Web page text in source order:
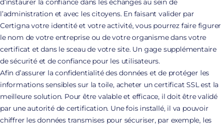
d’instaurer la confiance dans les échanges au sein de
l’administration et avec les citoyens. En faisant valider par
Certigna votre identité et votre activité, vous pourrez faire figurer
le nom de votre entreprise ou de votre organisme dans votre
certificat et dans le sceau de votre site. Un gage supplémentaire
de sécurité et de confiance pour les utilisateurs.
Afin d’assurer la confidentialité des données et de protéger les
informations sensibles sur la toile, acheter un certificat SSL est la
meilleure solution. Pour être valable et efficace, il doit être validé
par une autorité de certification. Une fois installé, il va pouvoir
chiffrer les données transmises pour sécuriser, par exemple, les